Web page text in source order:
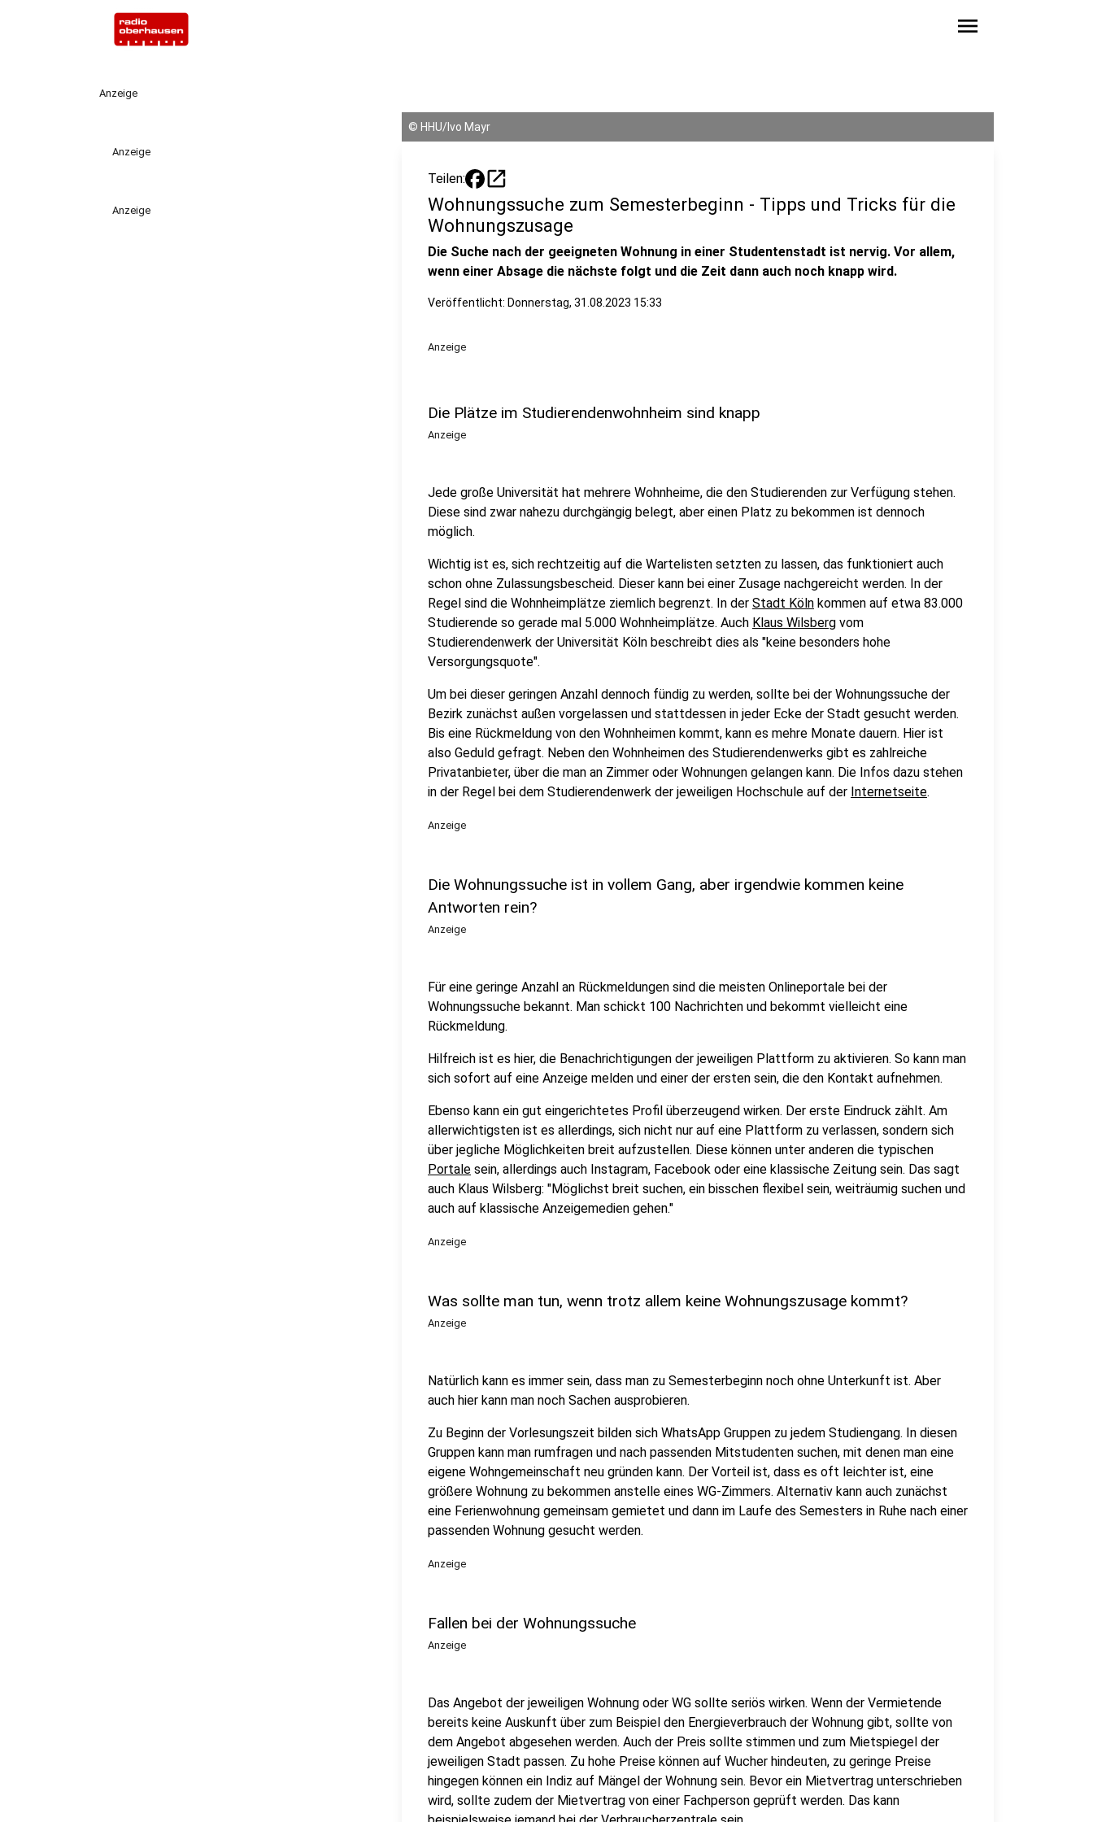
menu
Anzeige
Anzeige
Anzeige
© HHU/Ivo Mayr
Teilen: open_in_new
Wohnungssuche zum Semesterbeginn - Tipps und Tricks für die
Wohnungszusage
Die Suche nach der geeigneten Wohnung in einer Studentenstadt ist nervig. Vor allem,
wenn einer Absage die nächste folgt und die Zeit dann auch noch knapp wird.
Veröffentlicht: Donnerstag, 31.08.2023 15:33
Anzeige
Die Plätze im Studierendenwohnheim sind knapp
Anzeige
Jede große Universität hat mehrere Wohnheime, die den Studierenden zur Verfügung stehen.
Diese sind zwar nahezu durchgängig belegt, aber einen Platz zu bekommen ist dennoch
möglich.
Wichtig ist es, sich rechtzeitig auf die Wartelisten setzten zu lassen, das funktioniert auch
schon ohne Zulassungsbescheid. Dieser kann bei einer Zusage nachgereicht werden. In der
Regel sind die Wohnheimplätze ziemlich begrenzt. In der Stadt Köln kommen auf etwa 83.000
Studierende so gerade mal 5.000 Wohnheimplätze. Auch Klaus Wilsberg vom
Studierendenwerk der Universität Köln beschreibt dies als "keine besonders hohe
Versorgungsquote".
Um bei dieser geringen Anzahl dennoch fündig zu werden, sollte bei der Wohnungssuche der
Bezirk zunächst außen vorgelassen und stattdessen in jeder Ecke der Stadt gesucht werden.
Bis eine Rückmeldung von den Wohnheimen kommt, kann es mehre Monate dauern. Hier ist
also Geduld gefragt. Neben den Wohnheimen des Studierendenwerks gibt es zahlreiche
Privatanbieter, über die man an Zimmer oder Wohnungen gelangen kann. Die Infos dazu stehen
in der Regel bei dem Studierendenwerk der jeweiligen Hochschule auf der Internetseite.
Anzeige
Die Wohnungssuche ist in vollem Gang, aber irgendwie kommen keine
Antworten rein?
Anzeige
Für eine geringe Anzahl an Rückmeldungen sind die meisten Onlineportale bei der
Wohnungssuche bekannt. Man schickt 100 Nachrichten und bekommt vielleicht eine
Rückmeldung.
Hilfreich ist es hier, die Benachrichtigungen der jeweiligen Plattform zu aktivieren. So kann man
sich sofort auf eine Anzeige melden und einer der ersten sein, die den Kontakt aufnehmen.
Ebenso kann ein gut eingerichtetes Profil überzeugend wirken. Der erste Eindruck zählt. Am
allerwichtigsten ist es allerdings, sich nicht nur auf eine Plattform zu verlassen, sondern sich
über jegliche Möglichkeiten breit aufzustellen. Diese können unter anderen die typischen
Portale sein, allerdings auch Instagram, Facebook oder eine klassische Zeitung sein. Das sagt
auch Klaus Wilsberg: "Möglichst breit suchen, ein bisschen flexibel sein, weiträumig suchen und
auch auf klassische Anzeigemedien gehen."
Anzeige
Was sollte man tun, wenn trotz allem keine Wohnungszusage kommt?
Anzeige
Natürlich kann es immer sein, dass man zu Semesterbeginn noch ohne Unterkunft ist. Aber
auch hier kann man noch Sachen ausprobieren.
Zu Beginn der Vorlesungszeit bilden sich WhatsApp Gruppen zu jedem Studiengang. In diesen
Gruppen kann man rumfragen und nach passenden Mitstudenten suchen, mit denen man eine
eigene Wohngemeinschaft neu gründen kann. Der Vorteil ist, dass es oft leichter ist, eine
größere Wohnung zu bekommen anstelle eines WG-Zimmers. Alternativ kann auch zunächst
eine Ferienwohnung gemeinsam gemietet und dann im Laufe des Semesters in Ruhe nach einer
passenden Wohnung gesucht werden.
Anzeige
Fallen bei der Wohnungssuche
Anzeige
Das Angebot der jeweiligen Wohnung oder WG sollte seriös wirken. Wenn der Vermietende
bereits keine Auskunft über zum Beispiel den Energieverbrauch der Wohnung gibt, sollte von
dem Angebot abgesehen werden. Auch der Preis sollte stimmen und zum Mietspiegel der
jeweiligen Stadt passen. Zu hohe Preise können auf Wucher hindeuten, zu geringe Preise
hingegen können ein Indiz auf Mängel der Wohnung sein. Bevor ein Mietvertrag unterschrieben
wird, sollte zudem der Mietvertrag von einer Fachperson geprüft werden. Das kann